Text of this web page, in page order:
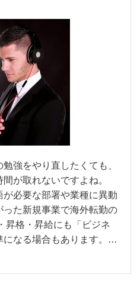
強をやり直したくても、
が取れないですよね。
必要な部署や業種に異動
た新規事業で海外転勤の
格・昇給にも「ビジネ
になる場合もあります。…